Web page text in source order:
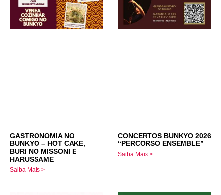
GASTRONOMIA NO
BUNKYO – HOT CAKE,
BURI NO MISSONI E
HARUSSAME
Saiba Mais >
CONCERTOS BUNKYO 2026
“PERCORSO ENSEMBLE”
Saiba Mais >